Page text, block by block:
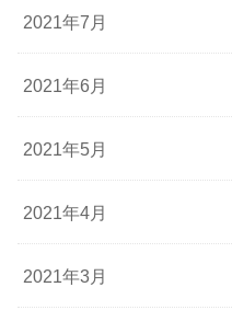
2021年7月
2021年6月
2021年5月
2021年4月
2021年3月